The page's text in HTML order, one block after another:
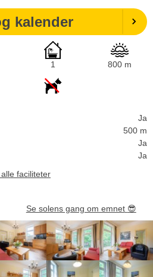
kalender
1 800 m
Ja
500 m
Ja
Ja
alle faciliteter
Se solens gang om emnet 😎